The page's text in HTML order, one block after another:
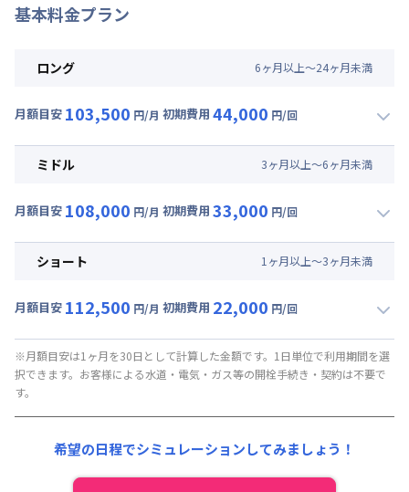
基本料金プラン
ロング 6ヶ月以上～24ヶ月未満
月額目安 103,500 円/月 初期費用 44,000 円/回
月額賃料目安(30日利用)
光熱費他 : 0円/月 (0円/日) ※賃料に含める
その他費用 :
初期費用
ミドル 3ヶ月以上～6ヶ月未満
月額目安 108,000 円/月 初期費用 33,000 円/回
月額賃料目安(30日利用)
光熱費他 : 0円/月 (0円/日) ※賃料に含める
その他費用 :
管理費: 37,500円/月 (1,250円/日)
初期費用
ショート 1 ヶ月以上～3ヶ月未満
月額目安 112,500 円/月 初期費用 22,000 円/回
月額賃料目安(30日利用)
賃料 : 75,000円/月 (2,500円/日)
光熱費他 :
その他費用 :
37,500円/月 (1,250円/日)
※月額目安は1ヶ月を30日として計算した金額です。1日単位で利用期間を選
択できます。お客様による水道・電気・ガス等の開栓手続き・契約は不要で
す。
希望の日程でシミュレーションしてみましょう！